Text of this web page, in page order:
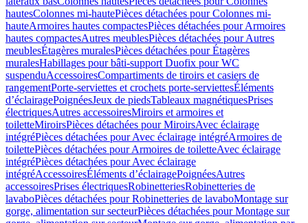
hautesColonnes mi-hautePièces détachées pour Colonnes mi-
hauteArmoires hautes compactesPièces détachées pour Armoires
hautes compactesAutres meublesPièces détachées pour Autres
meublesÉtagères muralesPièces détachées pour Étagères
muralesHabillages pour bâti-support Duofix pour WC
suspenduAccessoiresCompartiments de tiroirs et casiers de
rangementPorte-serviettes et crochets porte-serviettesÉléments
d’éclairagePoignéesJeux de piedsTableaux magnétiquesPrises
électriquesAutres accessoiresMiroirs et armoires et
toiletteMiroirsPièces détachées pour MiroirsAvec éclairage
intégréPièces détachées pour Avec éclairage intégréArmoires de
toilettePièces détachées pour Armoires de toiletteAvec éclairage
intégréPièces détachées pour Avec éclairage
intégréAccessoiresÉléments d’éclairagePoignéesAutres
accessoiresPrises électriquesRobinetteriesRobinetteries de
lavaboPièces détachées pour Robinetteries de lavaboMontage sur
gorge, alimentation sur secteurPièces détachées pour Montage sur